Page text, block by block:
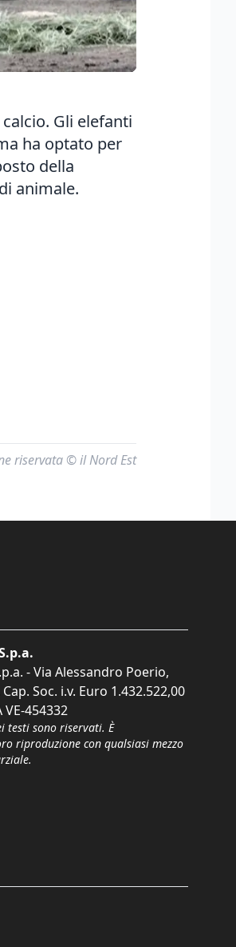
Gli elefanti
ha optato per
della
animale.
riservata © il Nord Est
- Via Alessandro Poerio,
Soc. i.v. Euro 1.432.522,00
VE-454332
testi sono riservati. È
riproduzione con qualsiasi mezzo